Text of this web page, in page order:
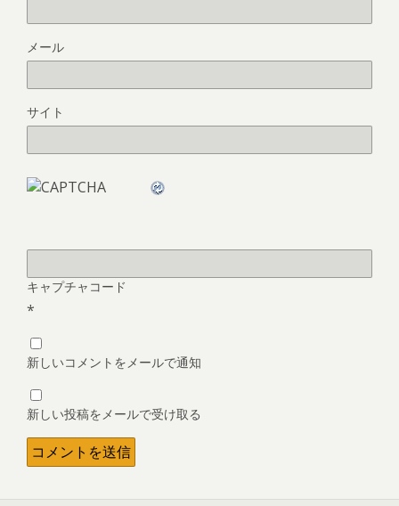
メール
サイト
キャプチャコード
*
新しいコメントをメールで通知
新しい投稿をメールで受け取る